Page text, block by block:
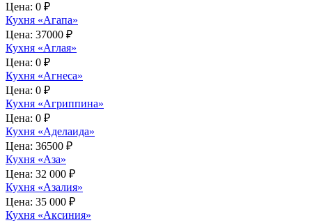
Цена: 0 ₽
Кухня «Агапа»
Цена: 37000 ₽
Кухня «Аглая»
Цена: 0 ₽
Кухня «Агнеса»
Цена: 0 ₽
Кухня «Агриппина»
Цена: 0 ₽
Кухня «Аделаида»
Цена: 36500 ₽
Кухня «Аза»
Цена: 32 000 ₽
Кухня «Азалия»
Цена: 35 000 ₽
Кухня «Аксиния»